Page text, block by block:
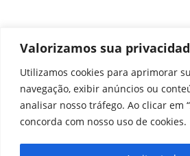
Valorizamos sua
Utilizamos cookies para aprimorar
navegação, exibir anúncios ou
analisar nosso tráfego. Ao clicar em
concorda com nosso uso de cookies.